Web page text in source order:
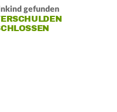
gefunden